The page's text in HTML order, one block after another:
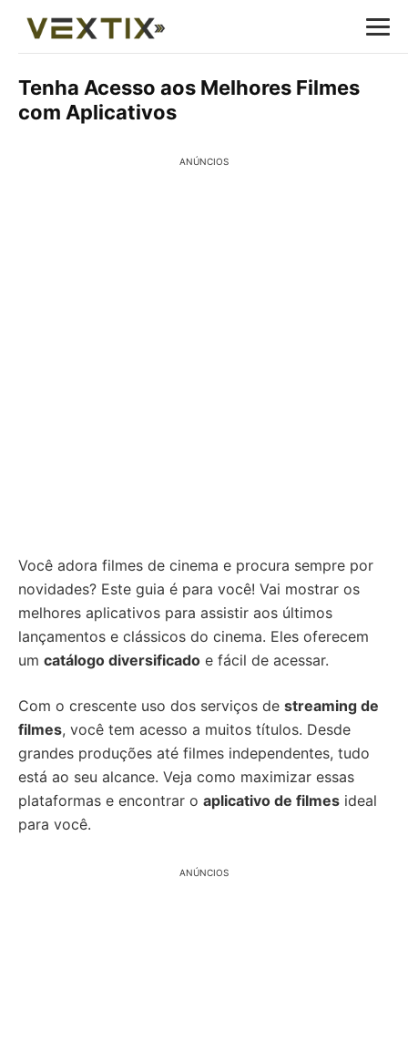
Tenha Acesso aos Melhores Filmes
com Aplicativos
ANÚNCIOS
Você adora filmes de cinema e procura sempre por
novidades? Este guia é para você! Vai mostrar os
melhores aplicativos para assistir aos últimos
lançamentos e clássicos do cinema. Eles oferecem
um catálogo diversificado e fácil de acessar.
Com o crescente uso dos serviços de streaming de
filmes, você tem acesso a muitos títulos. Desde
grandes produções até filmes independentes, tudo
está ao seu alcance. Veja como maximizar essas
plataformas e encontrar o aplicativo de filmes ideal
para você.
ANÚNCIOS